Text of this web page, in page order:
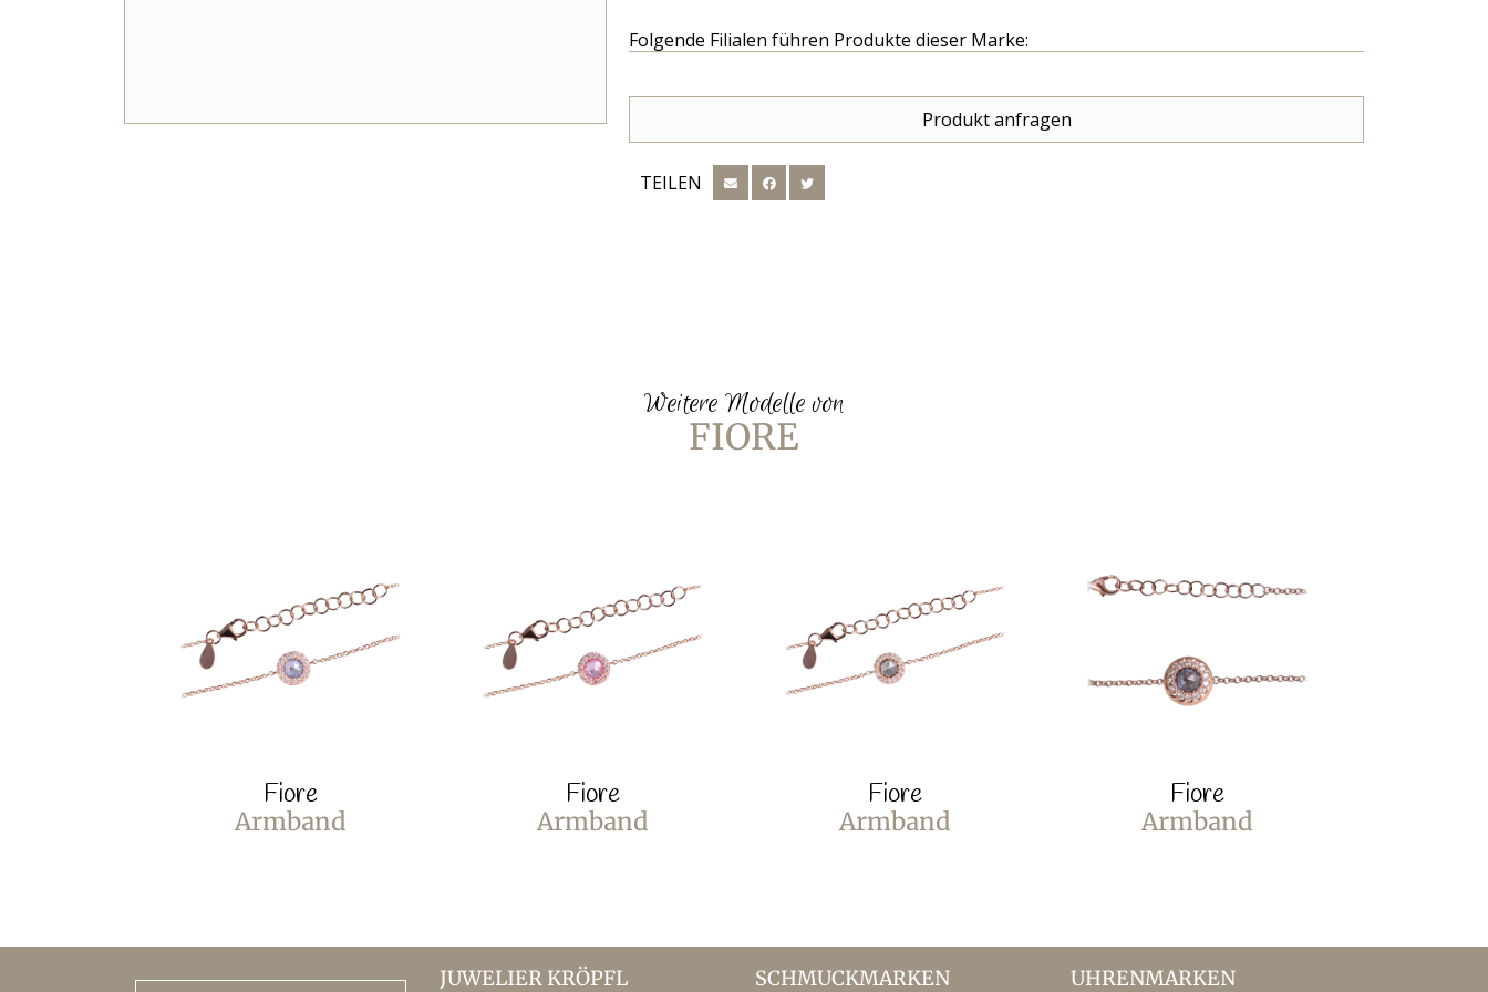
Folgende Filialen führen Produkte dieser Marke:
Produkt anfragen
TEILEN
Weitere Modelle von
FIORE
Fiore
Armband
Fiore
Armband
Fiore
Armband
Fiore
Armband
JUWELIER KRÖPFL SCHMUCKMARKEN UHRENMARKEN